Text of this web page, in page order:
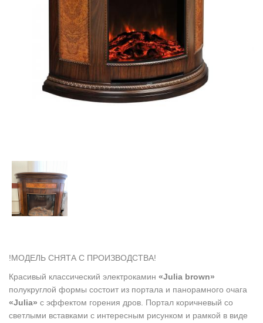
!МОДЕЛЬ СНЯТА С ПРОИЗВОДСТВА!
Красивый классический электрокамин «Julia brown»
полукруглой формы состоит из портала и панорамного очага
«Julia» с эффектом горения дров. Портал коричневый со
светлыми вставками с интересным рисунком и рамкой в виде